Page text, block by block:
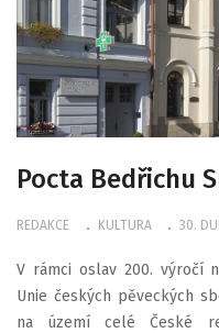
Pocta Bedřichu
REDAKCE KULTURA 30.
V rámci oslav 200. výročí
Unie českých pěveckých
na území celé České